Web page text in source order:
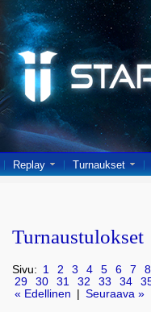
Replay Turnaukset
Turnaustulokset
Sivu: 1 2 3 4 5 6 7
8
29
30 31 32 33 34
« Edellinen
Seuraava »